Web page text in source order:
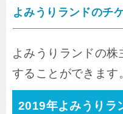
よみうりランドのチ
よみうりランドの株
することができます
2019年よみうりラ